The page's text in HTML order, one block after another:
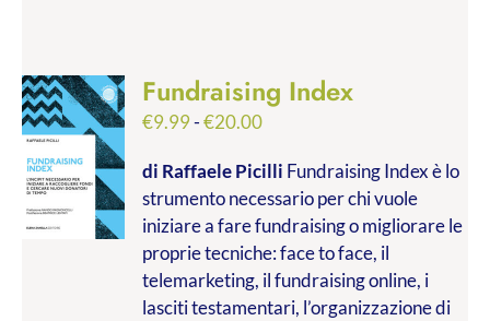
Fundraising Index
€9.99-€20.00Fascia
prezzo:
da
€9.99
a
€20.00
di Raffaele Picilli Fundraising Index è lo
strumento necessario per chi vuole
iniziare a fare fundraising o migliorare le
proprie tecniche: face to face, il
telemarketing, il fundraising online, i
lasciti testamentari, l’organizzazione di